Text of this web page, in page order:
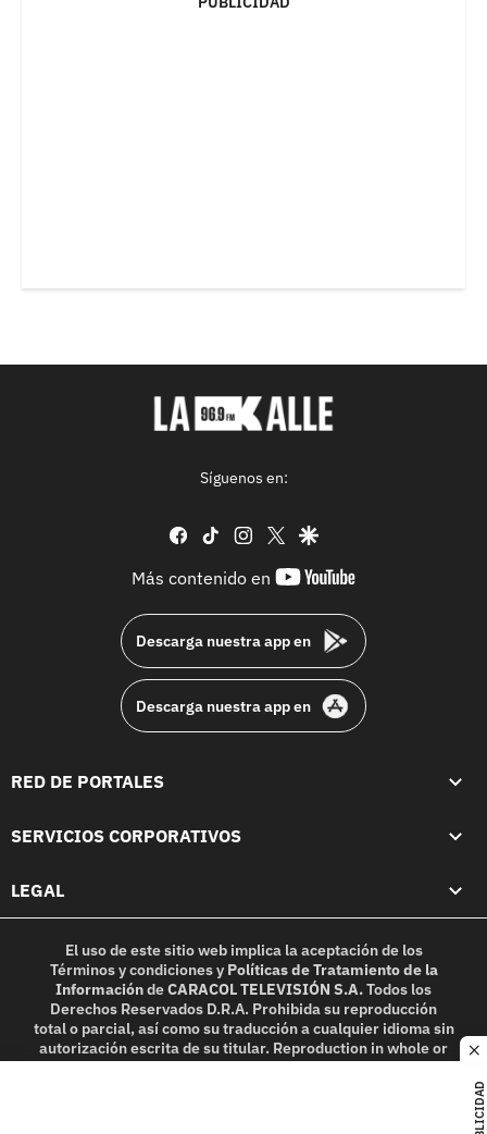
PUBLICIDAD
Síguenos en:
facebook
tiktok instagram
twittergoogle
Más contenido en
youtube-
Descarga nuestra app en
Descarga nuestra app en
RED DE PORTALES
SERVICIOS CORPORATIVOS
LEGAL
El uso de este sitio web implica la aceptación de los
Términos y condicionesy Políticas de Tratamiento de la
InformacióndeCARACOL TELEVISIÓN S.A.Todos los
Derechos Reservados D.R.A. Prohibida su reproducción
total o parcial, así como su traducción a cualquier idioma sin
autorización escrita de su titular. Reproduction in whole or